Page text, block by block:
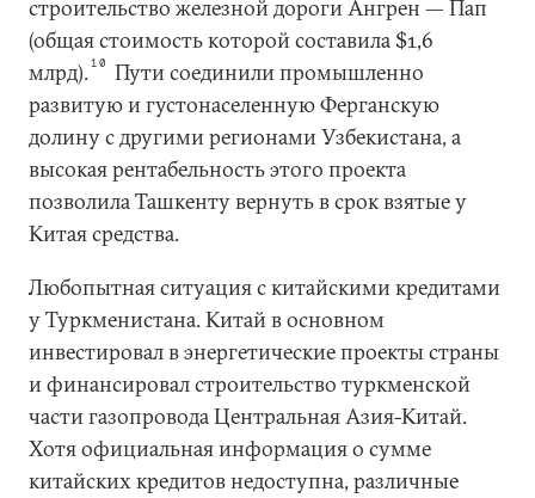
строительство железной дороги Ангрен — Пап
(общая стоимость которой составила $1,6
млрд).10
Пути соединили промышленно
развитую и густонаселенную Ферганскую
долину с другими регионами Узбекистана, а
высокая рентабельность этого проекта
позволила Ташкенту вернуть в срок взятые у
Китая средства.
Любопытная ситуация с китайскими кредитами
у Туркменистана. Китай в основном
инвестировал в энергетические проекты страны
и финансировал строительство туркменской
части газопровода Центральная Азия-Китай.
Хотя официальная информация о сумме
китайских кредитов недоступна, различные